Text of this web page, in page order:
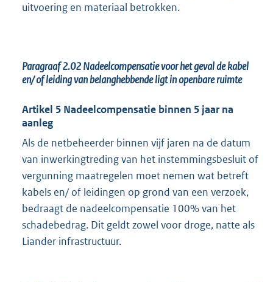
uitvoering en materiaal betrokken.
Paragraaf 2.02Nadeelcompensatie voor het geval de kabel
en/ of leiding van belanghebbende ligt in openbare ruimte
Artikel 5 Nadeelcompensatie binnen 5 jaar na
aanleg
Als de netbeheerder binnen vijf jaren na de datum
van inwerkingtreding van het instemmingsbesluit of
vergunning maatregelen moet nemen wat betreft
kabels en/ of leidingen op grond van een verzoek,
bedraagt de nadeelcompensatie 100% van het
schadebedrag. Dit geldt zowel voor droge, natte als
Liander infrastructuur.